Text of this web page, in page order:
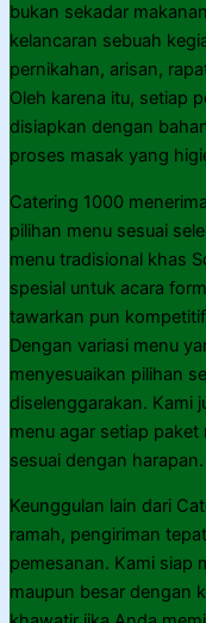
bukan sekadar
kelancaran sebuah
pernikahan, arisan,
Oleh karena itu, setiap
disiapkan dengan
proses masak yang
Catering 1000
pilihan menu sesuai
menu tradisional khas
spesial untuk acara
tawarkan pun
Dengan variasi menu
menyesuaikan pilihan
diselenggarakan. Kami
menu agar setiap
sesuai dengan harapan.
Keunggulan lain dari
ramah, pengiriman
pemesanan. Kami siap
maupun besar dengan